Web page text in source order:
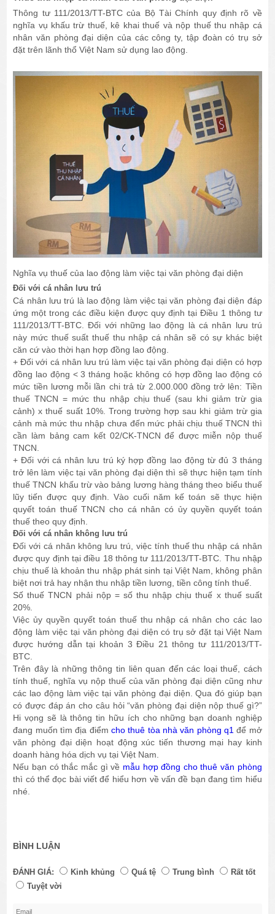
Thông tư 111/2013/TT-BTC của Bộ Tài Chính quy định rõ về
nghĩa vụ khấu trừ thuế, kê khai thuế và nộp thuế thu nhập cá
nhân văn phòng đại diện của các công ty, tập đoàn có trụ sở
đặt trên lãnh thổ Việt Nam sử dụng lao động.
Nghĩa vụ thuế của lao động làm việc tại văn phòng đại diện
Đối với cá nhân lưu trú
Cá nhân lưu trú là lao động làm việc tại văn phòng đại diện đáp
ứng một trong các điều kiện được quy định tại Điều 1 thông tư
111/2013/TT-BTC. Đối với những lao động là cá nhân lưu trú
này mức thuế suất thuế thu nhập cá nhân sẽ có sự khác biệt
căn cứ vào thời hạn hợp đồng lao động.
+ Đối với cá nhân lưu trú làm việc tại văn phòng đại diện có hợp
đồng lao động < 3 tháng hoặc không có hợp đồng lao động có
mức tiền lương mỗi lần chi trả từ 2.000.000 đồng trở lên: Tiền
thuế TNCN = mức thu nhập chịu thuế (sau khi giảm trừ gia
cảnh) x thuế suất 10%. Trong trường hợp sau khi giảm trừ gia
cảnh mà mức thu nhập chưa đến mức phải chịu thuế TNCN thì
cần làm bảng cam kết 02/CK-TNCN để được miễn nộp thuế
TNCN.
+ Đối với cá nhân lưu trú ký hợp đồng lao động từ đủ 3 tháng
trở lên làm việc tại văn phòng đại diện thì sẽ thực hiện tạm tính
thuế TNCN khấu trừ vào bảng lương hàng tháng theo biểu thuế
lũy tiến được quy định. Vào cuối năm kế toán sẽ thực hiện
quyết toán thuế TNCN cho cá nhân có ủy quyền quyết toán
thuế theo quy định.
Đối với cá nhân không lưu trú
Đối với cá nhân không lưu trú, việc tính thuế thu nhập cá nhân
được quy định tại điều 18 thông tư 111/2013/TT-BTC. Thu nhập
chịu thuế là khoản thu nhập phát sinh tại Việt Nam, không phân
biệt nơi trả hay nhận thu nhập tiền lương, tiền công tính thuế.
Số thuế TNCN phải nộp = số thu nhập chịu thuế x thuế suất
20%.
Việc ủy quyền quyết toán thuế thu nhập cá nhân cho các lao
động làm việc tại văn phòng đại diện có trụ sở đặt tại Việt Nam
được hướng dẫn tại khoản 3 Điều 21 thông tư 111/2013/TT-
BTC.
Trên đây là những thông tin liên quan đến các loại thuế, cách
tính thuế, nghĩa vụ nộp thuế của văn phòng đại diện cũng như
các lao động làm việc tại văn phòng đại diện. Qua đó giúp bạn
có được đáp án cho câu hỏi “văn phòng đại diện nộp thuế gì?”
Hi vọng sẽ là thông tin hữu ích cho những bạn doanh nghiệp
đang muốn tìm địa điểm cho thuê tòa nhà văn phòng q1 để mở
văn phòng đại diện hoạt động xúc tiến thương mại hay kinh
doanh hàng hóa dịch vụ tại Việt Nam.
Nếu bạn có thắc mắc gì về mẫu hợp đồng cho thuê văn phòng
thì có thể đọc bài viết để hiểu hơn về vấn đề bạn đang tìm hiểu
nhé.
BÌNH LUẬN
ĐÁNH GIÁ: Kinh khủng Quá tệ Trung bình
Rất tốt
Tuyệt vời